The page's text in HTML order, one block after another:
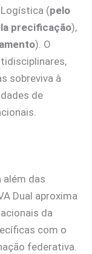
(pelo
precificação),
). O
sobreviva à
de
além das
Dual aproxima
da
com o
federativa.